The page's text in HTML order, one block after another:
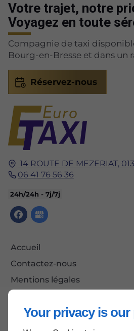
Your privacy is
14 ROUTE DE MEZERIAT,
06 41 76 56 36
24h/24h - 7j/7j
Accueil
Contactez-nous
Mentions légales
Votre trajet, notre
Voyagez en toute
Compagnie de taxi
Bourg-en-Bresse et dans un
Réservez-nous